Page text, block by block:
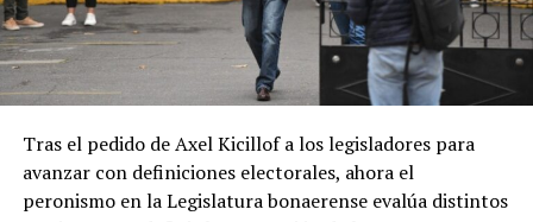
Tras el pedido de Axel Kicillof a los legisladores para
avanzar con definiciones electorales, ahora el
peronismo en la Legislatura bonaerense evalúa distintos